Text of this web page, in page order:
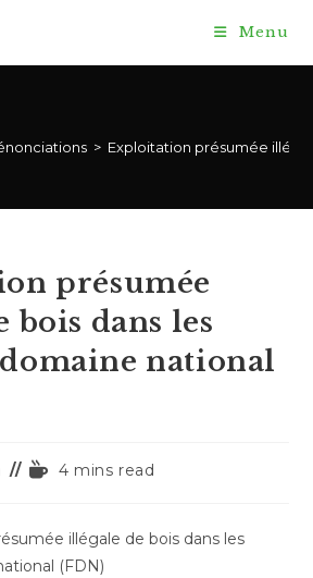
Menu
> Exploitation présumée
présumée
bois dans les
national
Temps4 mins read
illégale de bois dans les
(FDN)